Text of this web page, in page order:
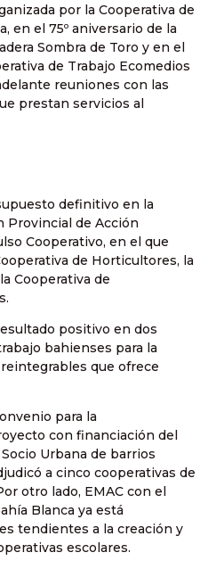
por la Cooperativa de
en el 75º aniversario de la
Sombra de Toro y en el
de Trabajo Ecomedios
reuniones con las
prestan servicios al
definitivo en la
Provincial de Acción
Cooperativo, en el que
de Horticultores, la
Cooperativa de
positivo en dos
bahienses para la
que ofrece
para la
con financiación del
Urbana de barrios
a cinco cooperativas de
otro lado, EMAC con el
Blanca ya está
tendientes a la creación y
escolares.